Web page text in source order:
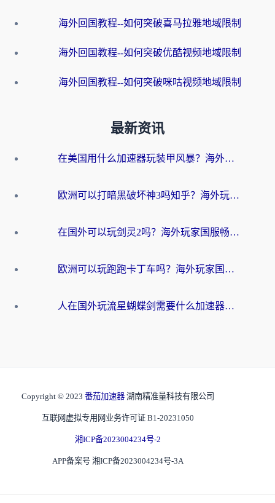
海外回国教程--如何突破喜马拉雅地域限制
海外回国教程--如何突破优酷视频地域限制
海外回国教程--如何突破咪咕视频地域限制
最新资讯
在美国用什么加速器玩装甲风暴？海外玩家亲测有效的国服游戏加速指南
欧洲可以打暗黑破坏神3吗知乎？海外玩家国服游戏加速终极指南
在国外可以玩剑灵2吗？海外玩家国服畅玩终极指南（附永恒之塔明日方舟加速方案）
欧洲可以玩跑跑卡丁车吗？海外玩家国服游戏畅玩终极指南（附QQ炫舞剑网3解决方案）
人在国外玩流星蝴蝶剑需要什么加速器？老玩家亲测的终极解决方案
Copyright © 2023 番茄加速器 湖南精准量科技有限公司
互联网虚拟专用网业务许可证 B1-20231050
湘ICP备2023004234号-2
APP备案号 湘ICP备2023004234号-3A